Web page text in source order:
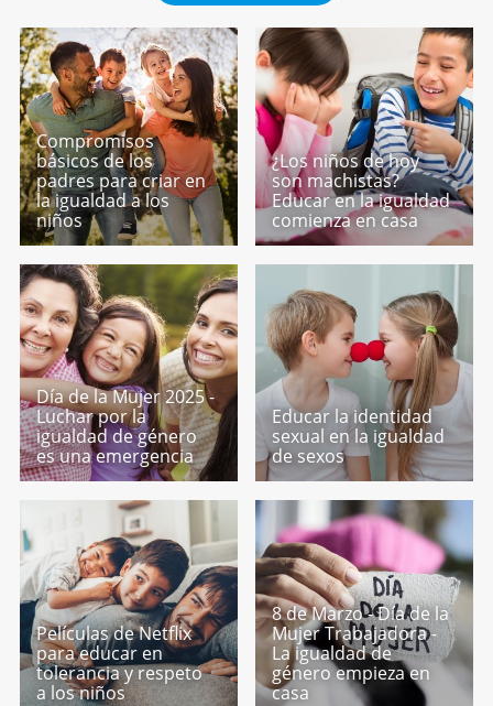
Compromisos
básicos de los
padres para criar en
la igualdad a los
niños
¿Los niños de hoy
son machistas?
Educar en la igualdad
comienza en casa
Día de la Mujer 2025 -
Luchar por la
igualdad de género
es una emergencia
Educar la identidad
sexual en la igualdad
de sexos
Películas de Netflix
para educar en
tolerancia y respeto
a los niños
8 de Marzo - Día de la
Mujer Trabajadora -
La igualdad de
género empieza en
casa